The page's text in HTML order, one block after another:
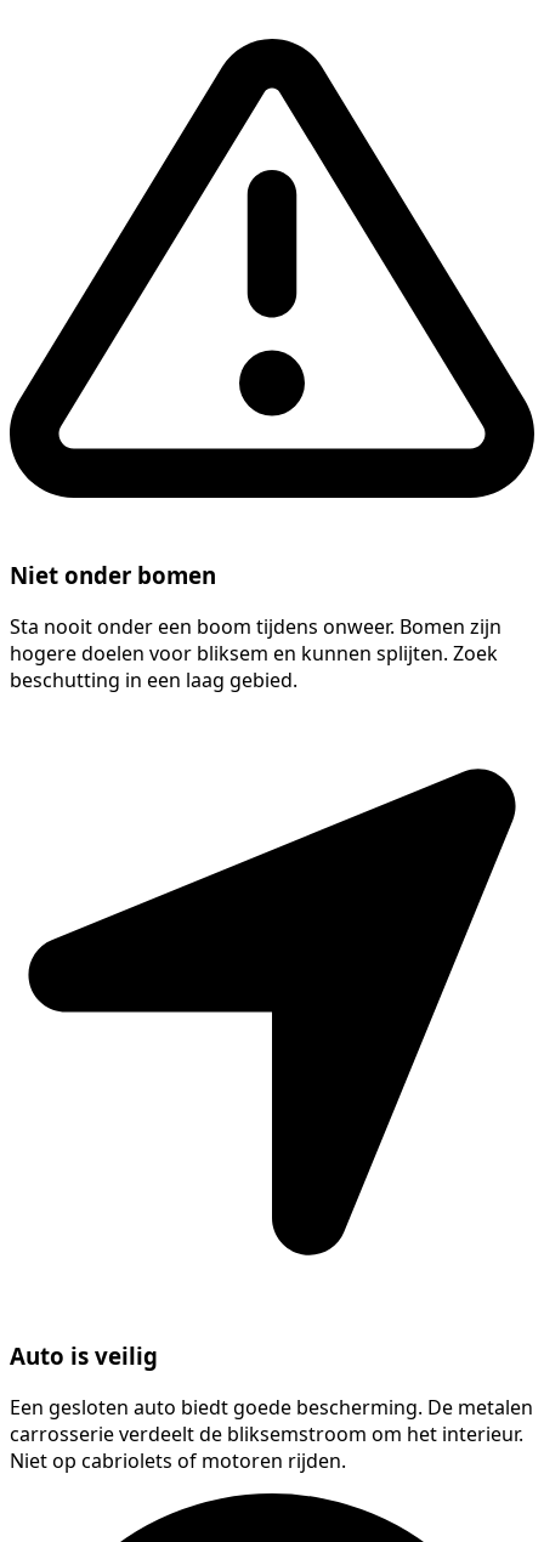
Niet onder bomen
Sta nooit onder een boom tijdens onweer. Bomen zijn
hogere doelen voor bliksem en kunnen splijten. Zoek
beschutting in een laag gebied.
Auto is veilig
Een gesloten auto biedt goede bescherming. De metalen
carrosserie verdeelt de bliksemstroom om het interieur.
Niet op cabriolets of motoren rijden.